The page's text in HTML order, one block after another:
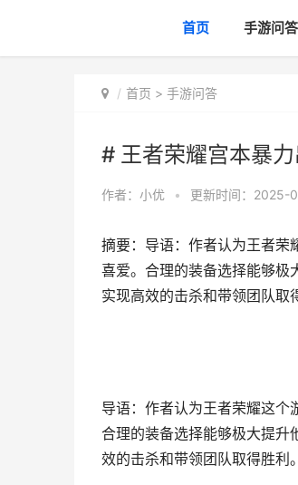
首页 手游问答
首页 > 手游问答
# 王者荣耀宫本暴
作者： 小优 • 更新时间：2025-
摘要：导语：作者认为王者荣
喜爱。合理的装备选择能够极
实现高效的击杀和带领团队
导语：作者认为王者荣耀这个
合理的装备选择能够极大提升
效的击杀和带领团队取得胜利。